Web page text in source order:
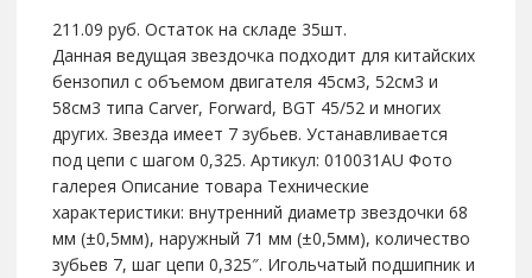
211.09 руб. Остаток на складе 35шт.
Данная ведущая звездочка подходит для китайских
бензопил с объемом двигателя 45см3, 52см3 и
58см3 типа Carver, Forward, BGT 45/52 и многих
других. Звезда имеет 7 зубьев. Устанавливается
под цепи с шагом 0,325. Артикул: 010031AU Фото
галерея Описание товара Технические
характеристики: внутренний диаметр звездочки 68
мм (±0,5мм), наружный 71 мм (±0,5мм), количество
зубьев 7, шаг цепи 0,325″. Игольчатый подшипник и